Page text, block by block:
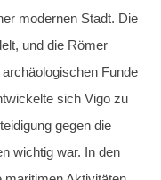
modernen Stadt. Die
und die Römer
Funde
sich Vigo zu
gegen die
wichtig war. In den